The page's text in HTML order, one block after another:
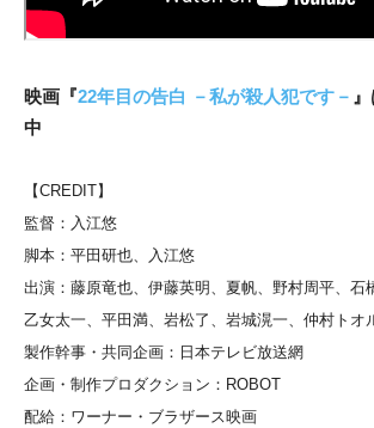
映画『22年目の告白 －私が殺人犯です－
中
【CREDIT】
監督：入江悠
脚本：平田研也、入江悠
出演：藤原竜也、伊藤英明、 夏帆、 野村周平、 石
乙女太一、 平田満、 岩松了、 岩城滉一、 仲村トオ
製作幹事・共同企画：日本テレビ放送網
企画・制作プロダクション：ROBOT
配給：ワーナー・ブラザース映画